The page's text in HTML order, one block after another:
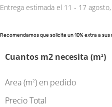
Entrega estimada el 11 - 17
Recomendamos que solicite un 10% extra a
Cuantos m2 necesita (m2)
Area (m2) en pedido
Precio Total